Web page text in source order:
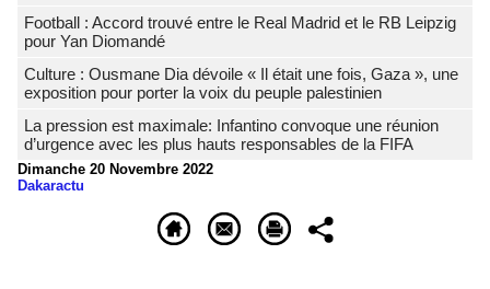
Football : Accord trouvé entre le Real Madrid et le RB Leipzig
pour Yan Diomandé
Culture : Ousmane Dia dévoile « Il était une fois, Gaza », une
exposition pour porter la voix du peuple palestinien
La pression est maximale: Infantino convoque une réunion
d’urgence avec les plus hauts responsables de la FIFA
Dimanche 20 Novembre 2022
Dakaractu